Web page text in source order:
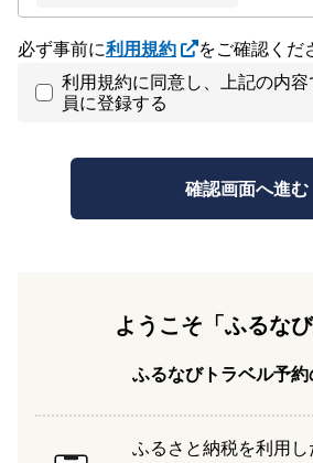
必ず事前に利用規約
をご確認くだ
利用規約に同意し、上記の内
員に登録する
ようこそ「ふるなび
ふるなびトラベル予
ふるさと納税を利用